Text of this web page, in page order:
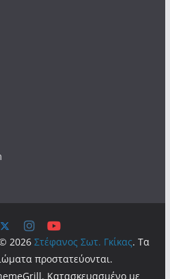
2026 Στέφανος Σωτ. Γκίκας. Τα
προστατεύονται.
Κατασκευασμένο με